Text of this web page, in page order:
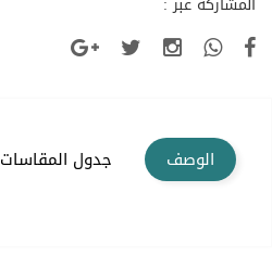
الوصف جدول المقاسات